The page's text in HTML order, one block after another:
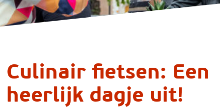
Culinair fietsen: Een
heerlijk dagje uit!